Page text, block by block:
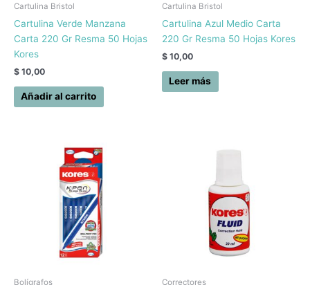
Cartulina Bristol
Cartulina Verde Manzana
Carta 220 Gr Resma 50 Hojas
Kores
$ 10,00
Añadir al carrito
Cartulina Bristol
Cartulina Azul Medio Carta
220 Gr Resma 50 Hojas Kores
$ 10,00
Leer más
Bolígrafos Correctores